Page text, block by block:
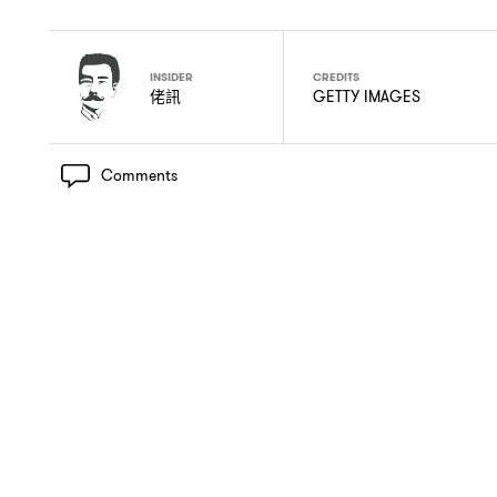
INSIDER
佬訊
CREDITS
GETTY IMAGES
Comments